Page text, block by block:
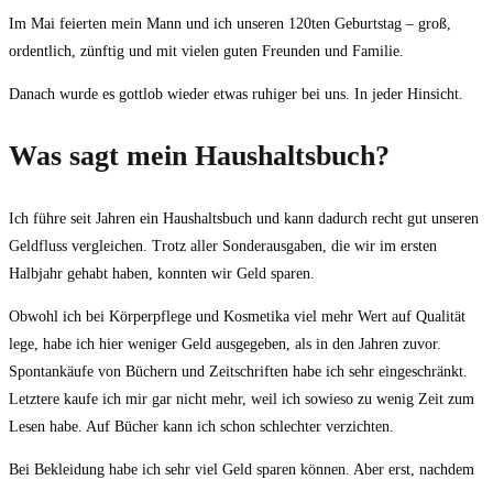
Im Mai feierten mein Mann und ich unseren 120ten Geburtstag – groß,
ordentlich, zünftig und mit vielen guten Freunden und Familie.
Danach wurde es gottlob wieder etwas ruhiger bei uns. In jeder Hinsicht.
Was sagt mein Haushaltsbuch?
Ich führe seit Jahren ein Haushaltsbuch und kann dadurch recht gut unseren
Geldfluss vergleichen. Trotz aller Sonderausgaben, die wir im ersten
Halbjahr gehabt haben, konnten wir Geld sparen.
Obwohl ich bei Körperpflege und Kosmetika viel mehr Wert auf Qualität
lege, habe ich hier weniger Geld ausgegeben, als in den Jahren zuvor.
Spontankäufe von Büchern und Zeitschriften habe ich sehr eingeschränkt.
Letztere kaufe ich mir gar nicht mehr, weil ich sowieso zu wenig Zeit zum
Lesen habe. Auf Bücher kann ich schon schlechter verzichten.
Bei Bekleidung habe ich sehr viel Geld sparen können. Aber erst, nachdem